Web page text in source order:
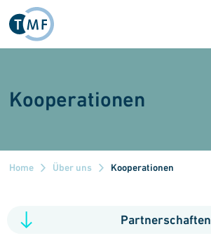
Direkt zum Inhalt
Kooperationen
Home Über uns Kooperationen
Partnerschaften